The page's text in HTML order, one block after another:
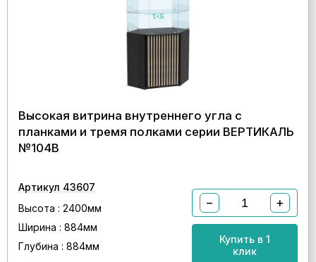
Высокая витрина внутреннего угла с
планками и тремя полками серии ВЕРТИКАЛЬ
№104В
Артикул 43607
Высота : 2400мм
Ширина : 884мм
Глубина : 884мм
− +
Купить в 1
клик